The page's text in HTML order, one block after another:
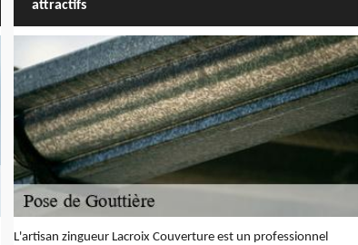
attractifs
L'artisan zingueur Lacroix Couverture est un professionnel